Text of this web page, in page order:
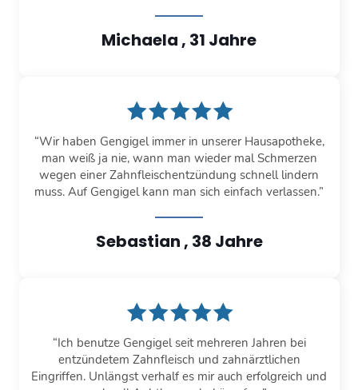
Michaela , 31 Jahre
“Wir haben Gengigel immer in unserer Hausapotheke,
man weiß ja nie, wann man wieder mal Schmerzen
wegen einer Zahnfleischentzündung schnell lindern
muss. Auf Gengigel kann man sich einfach verlassen.”
Sebastian , 38 Jahre
“Ich benutze Gengigel seit mehreren Jahren bei
entzündetem Zahnfleisch und zahnärztlichen
Eingriffen. Unlängst verhalf es mir auch erfolgreich und